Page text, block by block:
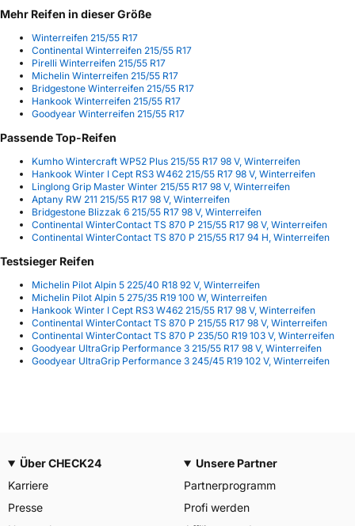
Mehr Reifen in dieser Größe
Winterreifen 215/55 R17
Continental Winterreifen 215/55 R17
Pirelli Winterreifen 215/55 R17
Michelin Winterreifen 215/55 R17
Bridgestone Winterreifen 215/55 R17
Hankook Winterreifen 215/55 R17
Goodyear Winterreifen 215/55 R17
Passende Top-Reifen
Kumho Wintercraft WP52 Plus 215/55 R17 98 V, Winterreifen
Hankook Winter I Cept RS3 W462 215/55 R17 98 V, Winterreifen
Linglong Grip Master Winter 215/55 R17 98 V, Winterreifen
Aptany RW 211 215/55 R17 98 V, Winterreifen
Bridgestone Blizzak 6 215/55 R17 98 V, Winterreifen
Continental WinterContact TS 870 P 215/55 R17 98 V, Winterreifen
Continental WinterContact TS 870 P 215/55 R17 94 H, Winterreifen
Testsieger Reifen
Michelin Pilot Alpin 5 225/40 R18 92 V, Winterreifen
Michelin Pilot Alpin 5 275/35 R19 100 W, Winterreifen
Hankook Winter I Cept RS3 W462 215/55 R17 98 V, Winterreifen
Continental WinterContact TS 870 P 215/55 R17 98 V, Winterreifen
Continental WinterContact TS 870 P 235/50 R19 103 V, Winterreifen
Goodyear UltraGrip Performance 3 215/55 R17 98 V, Winterreifen
Goodyear UltraGrip Performance 3 245/45 R19 102 V, Winterreifen
Über CHECK24
Karriere
Presse
Unsere Partner
Partnerprogramm
Profi werden